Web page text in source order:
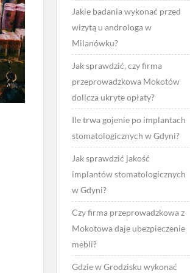
Jakie badania wykonać przed
wizytą u androloga w
Milanówku?
Jak sprawdzić, czy firma
przeprowadzkowa Mokotów
dolicza ukryte opłaty?
Ile trwa gojenie po implantach
stomatologicznych w Gdyni?
Jak sprawdzić jakość
implantów stomatologicznych
w Gdyni?
Czy firma przeprowadzkowa z
Mokotowa daje ubezpieczenie
mebli?
Gdzie w Grodzisku wykonać